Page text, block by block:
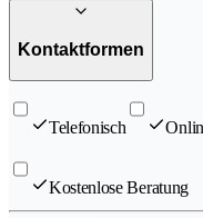
Kontaktformen
Telefonisch
Kostenlose Beratung